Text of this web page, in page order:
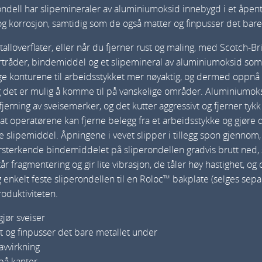
c
h
B
r
i
t
e
R
o
l
o
0
har slipemineraler av aluminiumoksid innebygd i et
korrosjon, samtidig som de også matter og finpusser det
eller når du fjerner rust og maling, med Scotch-
bindemiddel og et slipemineral av aluminiumoksid
konturene til arbeidsstykket mer nøyaktig, og dermed
er mulig å komme til på vanskelige områder.
av sveisemerker, og det kutter aggressivt og fjerner
operatørene kan fjerne belegg fra et arbeidsstykke og
Åpningene i vevet slipper i tillegg spon
bindemiddelet på sliperondellen gradvis brutt
fragmentering og gir lite vibrasjon, de tåler høy hastighet,
feste sliperondellen til en Roloc™ bakplate (selges
sveiser
og finpusser det bare metallet under